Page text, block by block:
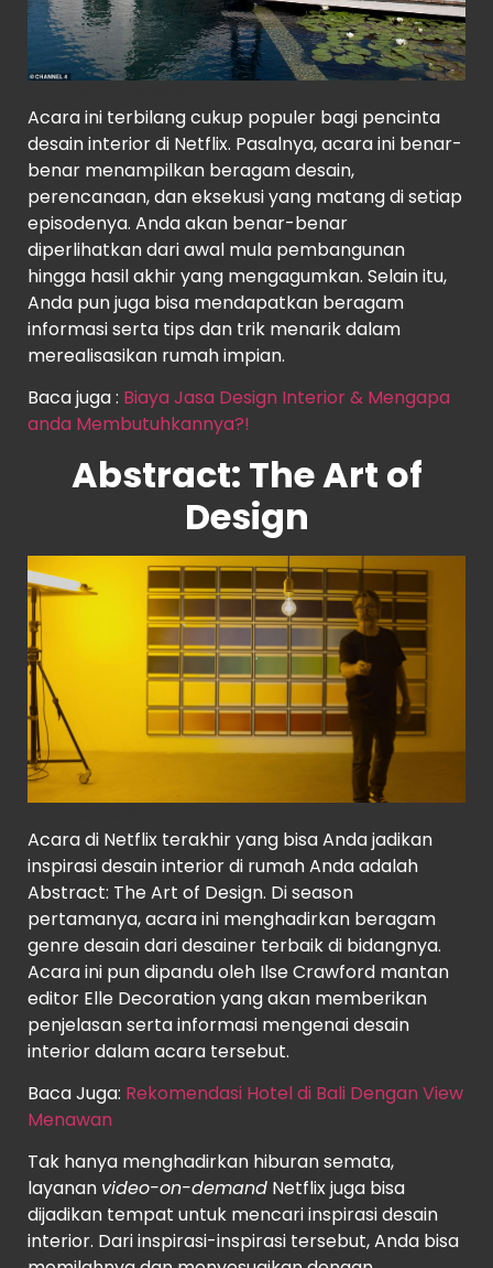
Acara ini terbilang cukup populer bagi pencinta
desain interior di Netflix. Pasalnya, acara ini benar-
benar menampilkan beragam desain,
perencanaan, dan eksekusi yang matang di setiap
episodenya. Anda akan benar-benar
diperlihatkan dari awal mula pembangunan
hingga hasil akhir yang mengagumkan. Selain itu,
Anda pun juga bisa mendapatkan beragam
informasi serta tips dan trik menarik dalam
merealisasikan rumah impian.
Baca juga : Biaya Jasa Design Interior & Mengapa
anda Membutuhkannya?!
Abstract: The Art of
Design
Acara di Netflix terakhir yang bisa Anda jadikan
inspirasi desain interior di rumah Anda adalah
Abstract: The Art of Design. Di season
pertamanya, acara ini menghadirkan beragam
genre desain dari desainer terbaik di bidangnya.
Acara ini pun dipandu oleh Ilse Crawford mantan
editor Elle Decoration yang akan memberikan
penjelasan serta informasi mengenai desain
interior dalam acara tersebut.
Baca Juga: Rekomendasi Hotel di Bali Dengan View
Menawan
Tak hanya menghadirkan hiburan semata,
layanan video-on-demand Netflix juga bisa
dijadikan tempat untuk mencari inspirasi desain
interior. Dari inspirasi-inspirasi tersebut, Anda bisa